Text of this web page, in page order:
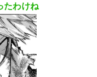
たわけね